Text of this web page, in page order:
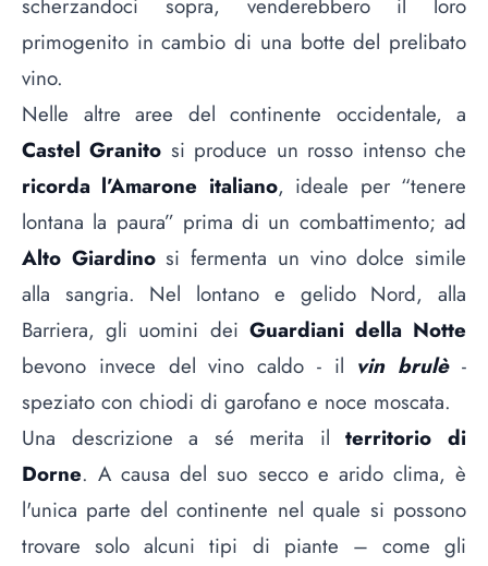
scherzandoci sopra, venderebbero il loro
primogenito in cambio di una botte del prelibato
vino.
Nelle altre aree del continente occidentale, a
Castel Granito si produce un rosso intenso che
ricorda l’Amarone italiano, ideale per “tenere
lontana la paura” prima di un combattimento; ad
Alto Giardinosi fermenta un vino dolce simile
alla sangria. Nel lontano e gelido Nord, alla
Barriera, gli uomini dei Guardiani della Notte
bevono invece del vino caldo - il vin brulè-
speziato con chiodi di garofano e noce moscata.
Una descrizione a sé merita ilterritorio di
Dorne. A causa del suo secco e arido clima, è
l'unica parte del continente nel quale si possono
trovare solo alcuni tipi di piante – come gli